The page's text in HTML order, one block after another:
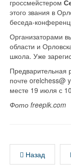
гроссмейстером
этого звания в
беседа-
Организаторами
области и
школа. Уже
Предварительная
почте orelchess@
месте 19 июля с
Фото freepik.com
Назад